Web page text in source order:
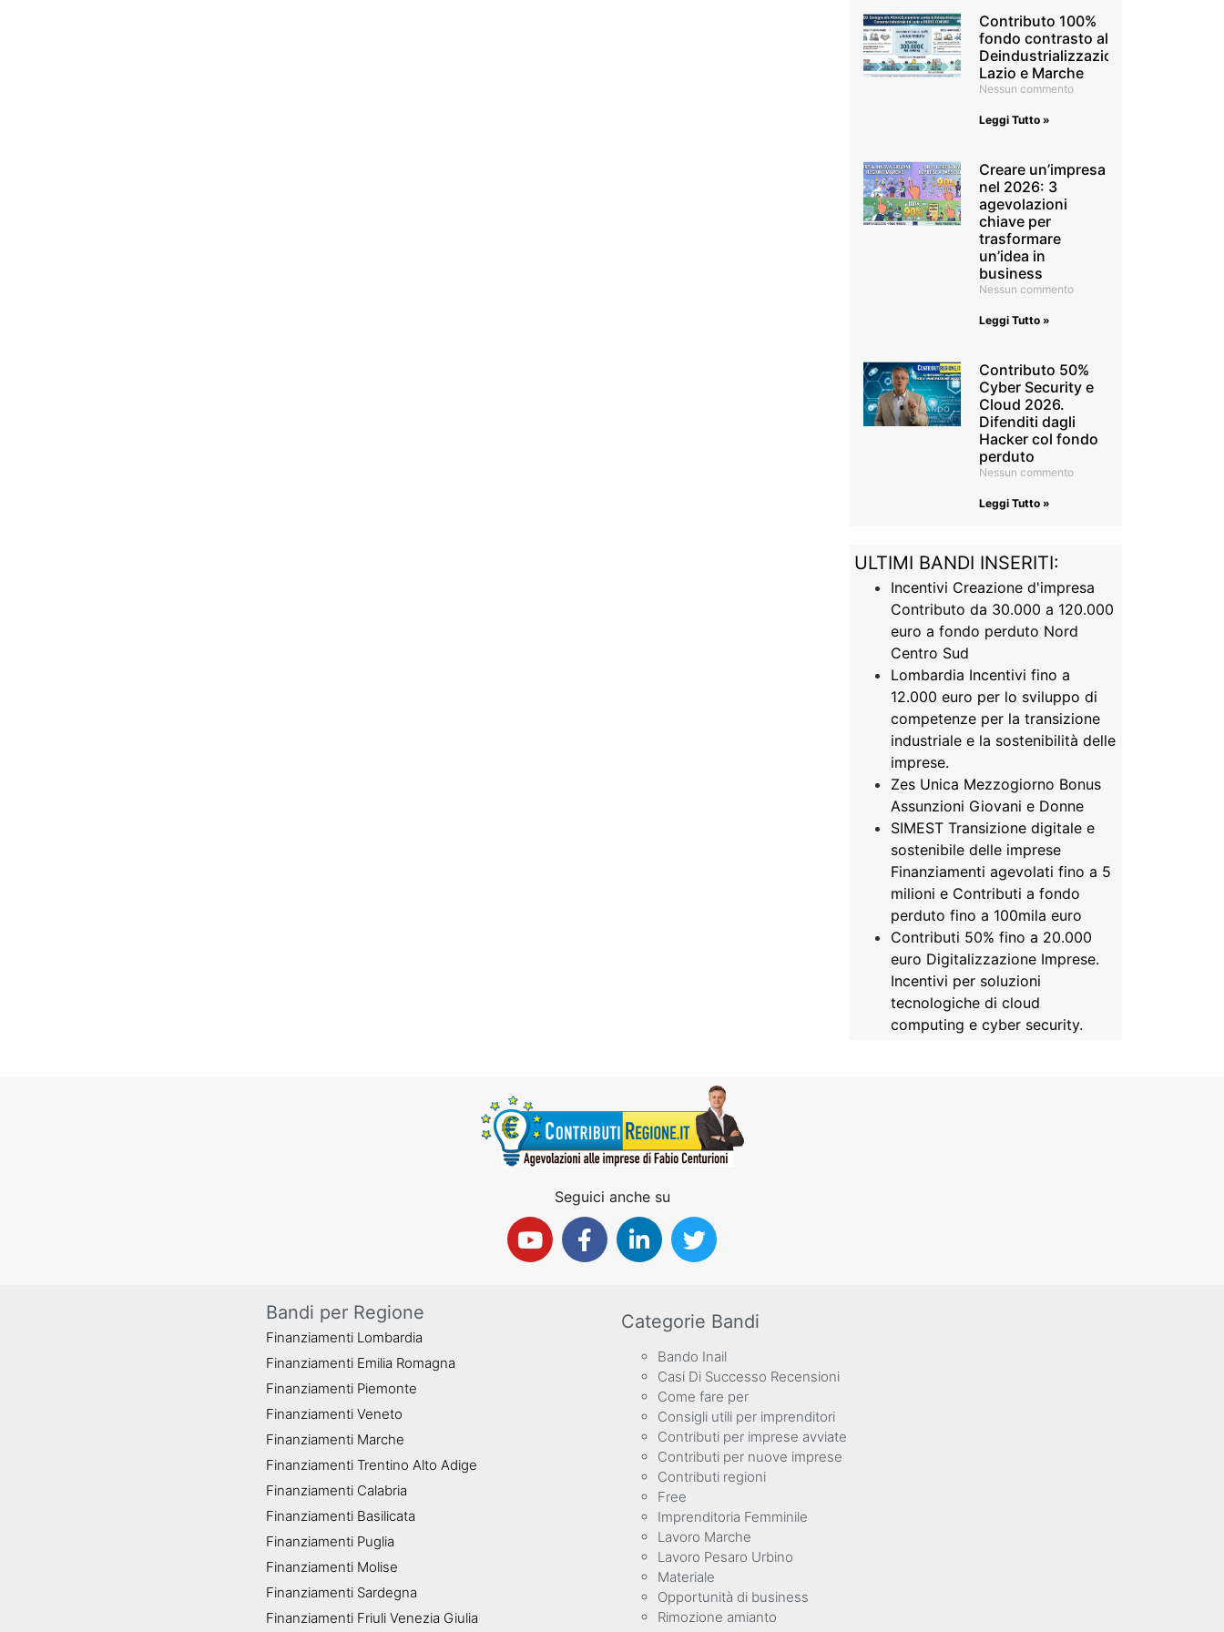
Contributo 100%
fondo contrasto alla
Deindustrializzazione
Lazio e Marche
Nessun commento
Leggi Tutto »
Creare un’impresa
nel 2026: 3
agevolazioni
chiave per
trasformare
un’idea in
business
Nessun commento
Leggi Tutto »
Contributo 50%
Cyber Security e
Cloud 2026.
Difenditi dagli
Hacker col fondo
perduto
Nessun commento
Leggi Tutto »
ULTIMI BANDI INSERITI:
Incentivi Creazione d'impresa
Contributo da 30.000 a 120.000
euro a fondo perduto Nord
Centro Sud
Lombardia Incentivi fino a
12.000 euro per lo sviluppo di
competenze per la transizione
industriale e la sostenibilità delle
imprese.
Zes Unica Mezzogiorno Bonus
Assunzioni Giovani e Donne
SIMEST Transizione digitale e
sostenibile delle imprese
Finanziamenti agevolati fino a 5
milioni e Contributi a fondo
perduto fino a 100mila euro
Contributi 50% fino a 20.000
euro Digitalizzazione Imprese.
Incentivi per soluzioni
tecnologiche di cloud
computing e cyber security.
Seguici anche su
Bandi per Regione
Finanziamenti Lombardia
Finanziamenti Emilia Romagna
Finanziamenti Piemonte
Finanziamenti Veneto
Finanziamenti Marche
Finanziamenti Trentino Alto Adige
Finanziamenti Calabria
Finanziamenti Basilicata
Finanziamenti Puglia
Finanziamenti Molise
Finanziamenti Sardegna
Finanziamenti Friuli Venezia Giulia
Categorie Bandi
Bando Inail
Casi Di Successo Recensioni
Come fare per
Consigli utili per imprenditori
Contributi per imprese avviate
Contributi per nuove imprese
Contributi regioni
Free
Imprenditoria Femminile
Lavoro Marche
Lavoro Pesaro Urbino
Materiale
Opportunità di business
Rimozione amianto